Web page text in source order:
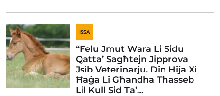
ISSA
“Felu Jmut Wara Li Sidu
Qatta’ Sagħtejn Jipprova
Jsib Veterinarju. Din Hija Xi
Ħaġa Li Għandha Tħasseb
Lil Kull Sid Ta’…